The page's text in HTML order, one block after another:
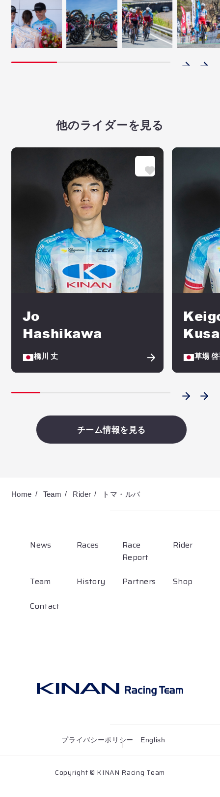
他のライダーを見る
Jo
Hashikawa
橋川 丈 草場
チーム情報を見る
Home Team Rider トマ・ルバ
News Races
Race
Report
Rider
Team History Partners
Shop
Contact
プライバシーポリシー English
Copyright © KINAN Racing Team